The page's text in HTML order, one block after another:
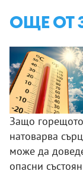
ОЩЕ ОТ
Защо
натоварва
може да
опасни